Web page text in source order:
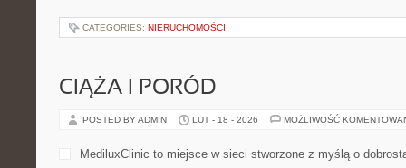
CATEGORIES: NIERUCHOMOŚCI
CIĄŻA I PORÓD
POSTED BY ADMIN LUT - 18 - 2026 MOŻLIWOŚĆ
MediluxClinic to miejsce w sieci stworzone z myślą o